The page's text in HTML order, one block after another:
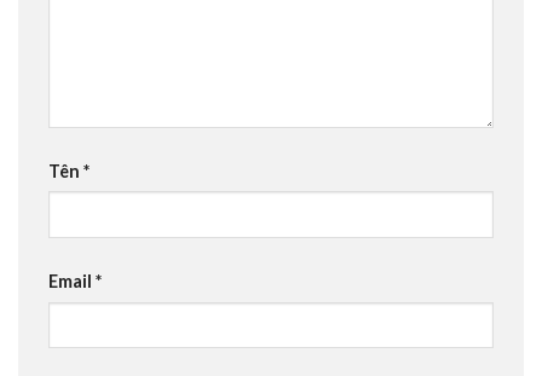
Tên *
Email *